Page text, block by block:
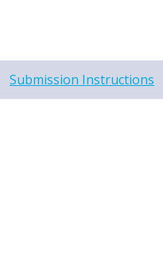
Submission Instructions